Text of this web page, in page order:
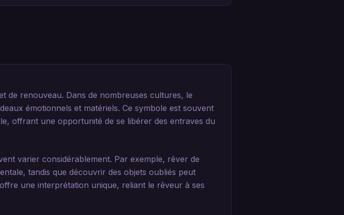
de renouveau. Dans de nombreuses cultures, le
émotionnels et matériels. Ce symbole est souvent
offrant une opportunité de se libérer des entraves du
varier considérablement. Par exemple, rêver de
tandis que découvrir des objets oubliés peut
une interprétation unique, reliant le rêveur à ses